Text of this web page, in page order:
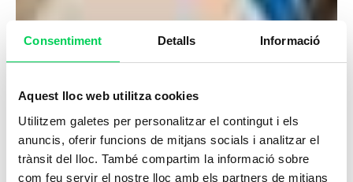
Consentiment Detalls Informació
Aquest lloc web utilitza cookies
Utilitzem galetes per personalitzar el contingut i els
anuncis, oferir funcions de mitjans socials i analitzar el
trànsit del lloc. També compartim la informació sobre
com feu servir el nostre lloc amb els partners de mitjans